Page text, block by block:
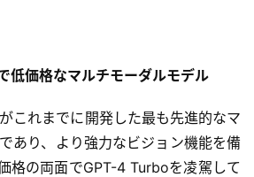
低価格なマルチモーダルモデル
これまでに開発した最も先進的なマ
あり、より強力なビジョン機能を備
格の両面でGPT-4 Turboを凌駕して